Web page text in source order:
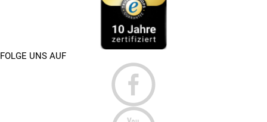
FOLGE UNS AUF